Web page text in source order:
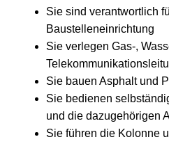
Sie sind verantwortlich
Baustelleneinrichtung
Sie verlegen Gas-,
Sie bauen Asphalt und
Sie bedienen
und die dazugehörigen
Sie führen die Kolonne